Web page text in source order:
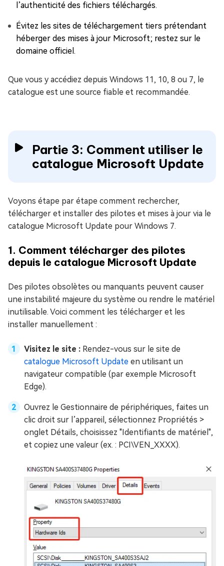
l’authenticité des fichiers téléchargés.
Évitez les sites de téléchargement tiers prétendant
héberger des mises à jour Microsoft; restez sur le
domaine officiel.
Que vous y accédiez depuis Windows 11, 10, 8 ou 7, le
catalogue est une source fiable et recommandée.
Partie 3: Comment utiliser le
catalogue Microsoft Update
Voyons étape par étape comment rechercher,
télécharger et installer des pilotes et mises à jour via le
catalogue Microsoft Update pour Windows 7.
1. Comment télécharger des pilotes
depuis le catalogue Microsoft Update
Des pilotes obsolètes ou manquants peuvent causer
une instabilité majeure du système ou rendre le matériel
inutilisable. Voici comment les télécharger et les
installer manuellement :
Visitez le site : Rendez-vous sur le site de
catalogue Microsoft Update en utilisant un
navigateur compatible (par exemple Microsoft
Edge).
Ouvrez le Gestionnaire de périphériques, faites un
clic droit sur l’appareil, sélectionnez Propriétés >
onglet Détails, choisissez "Identifiants de matériel",
et copiez une valeur (ex. : PCI\VEN_XXXX).